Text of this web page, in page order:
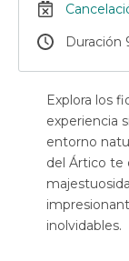
Duración
Explora los
experiencia
entorno
del Ártico te
inolvidables.